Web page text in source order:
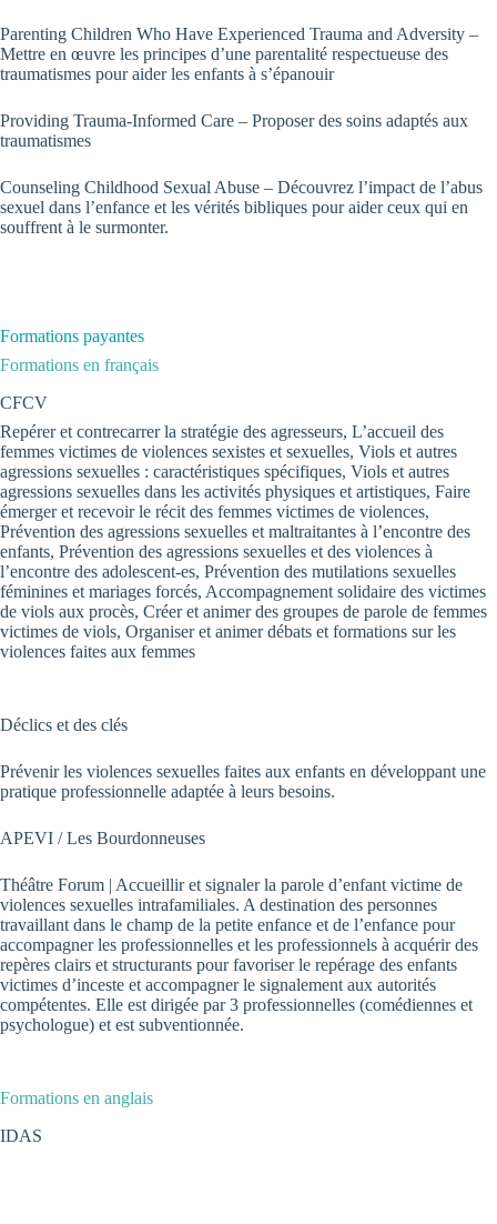
Parenting Children Who Have Experienced Trauma and Adversity –
Mettre en œuvre les principes d’une parentalité respectueuse des
traumatismes pour aider les enfants à s’épanouir
Providing Trauma-Informed Care – Proposer des soins adaptés aux
traumatismes
Counseling Childhood Sexual Abuse – Découvrez l’impact de l’abus
sexuel dans l’enfance et les vérités bibliques pour aider ceux qui en
souffrent à le surmonter.
Formations payantes
Formations en français
CFCV
Repérer et contrecarrer la stratégie des agresseurs, L’accueil des
femmes victimes de violences sexistes et sexuelles, Viols et autres
agressions sexuelles : caractéristiques spécifiques, Viols et autres
agressions sexuelles dans les activités physiques et artistiques, Faire
émerger et recevoir le récit des femmes victimes de violences,
Prévention des agressions sexuelles et maltraitantes à l’encontre des
enfants, Prévention des agressions sexuelles et des violences à
l’encontre des adolescent-es, Prévention des mutilations sexuelles
féminines et mariages forcés, Accompagnement solidaire des victimes
de viols aux procès, Créer et animer des groupes de parole de femmes
victimes de viols, Organiser et animer débats et formations sur les
violences faites aux femmes
Déclics et des clés
Prévenir les violences sexuelles faites aux enfants en développant une
pratique professionnelle adaptée à leurs besoins.
APEVI / Les Bourdonneuses
Théâtre Forum | Accueillir et signaler la parole d’enfant victime de
violences sexuelles intrafamiliales. A destination des personnes
travaillant dans le champ de la petite enfance et de l’enfance pour
accompagner les professionnelles et les professionnels à acquérir des
repères clairs et structurants pour favoriser le repérage des enfants
victimes d’inceste et accompagner le signalement aux autorités
compétentes. Elle est dirigée par 3 professionnelles (comédiennes et
psychologue) et est subventionnée.
Formations en anglais
IDAS